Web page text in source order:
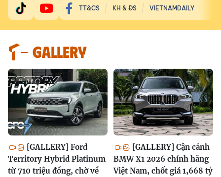
TT&CS KH & ĐS VIETNAMDAILY
GALLERY
[GALLERY] Ford
Territory Hybrid Platinum
từ 710 triệu đồng, chờ về
[GALLERY] Cận cảnh
BMW X1 2026 chính hãng
Việt Nam, chốt giá 1,668 tỷ